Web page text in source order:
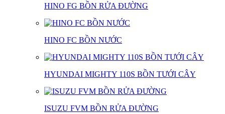
HINO FG BỒN RỬA ĐƯỜNG
HINO FC BỒN NƯỚC
HYUNDAI MIGHTY 110S BỒN TƯỚI CÂY
ISUZU FVM BỒN RỬA ĐƯỜNG